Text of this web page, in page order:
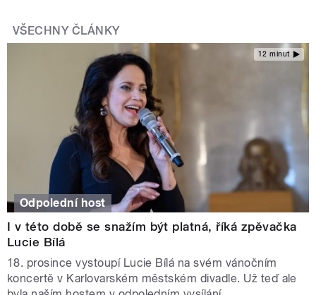
VŠECHNY ČLÁNKY
12 minut
Odpolední host
I v této době se snažím být platná, říká zpěvačka
Lucie Bílá
18. prosince vystoupí Lucie Bílá na svém vánočním
koncertě v Karlovarském městském divadle. Už teď ale